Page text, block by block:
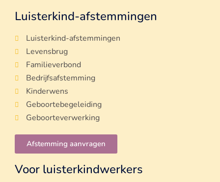
Luisterkind-afstemmingen
Luisterkind-afstemmingen
Levensbrug
Familieverbond
Bedrijfsafstemming
Kinderwens
Geboortebegeleiding
Geboorteverwerking
Afstemming aanvragen
Voor luisterkindwerkers